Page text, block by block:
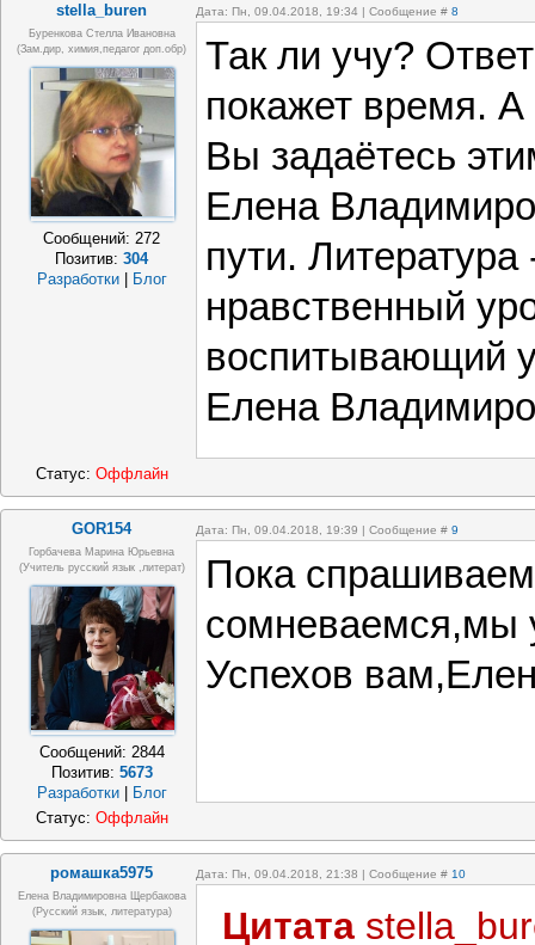
stella_buren Дата: Пн, 09.04.2018, 19:34 | Сообщение # 8
Буренкова Стелла Ивановна
(зам.дир, химия,педагог доп.обр)
Сообщений: 272
Позитив:304
Разработки | Блог
Так ли учу?
покажет время.
Вы задаётесь
Елена
пути.
нравственный
воспитывающий
Елена
Статус: Оффлайн
GOR154 Дата: Пн, 09.04.2018, 19:39 | Сообщение # 9
Горбачева Марина Юрьевна
(учитель русский язык ,литерат)
Сообщений: 2844
Позитив: 5673
Разработки
Блог
Пока
сомневаемся,мы
Успехов
Статус: Оффлайн
ромашка5975 Дата: Пн, 09.04.2018, 21:38 | Сообщение # 10
Елена Владимировна Щербакова
(русский язык, литература)
Цитата